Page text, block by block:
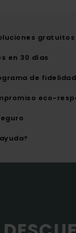
en 30 días
de fidelidad
eco-